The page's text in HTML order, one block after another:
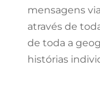
mensagens
através de
de toda a
histórias